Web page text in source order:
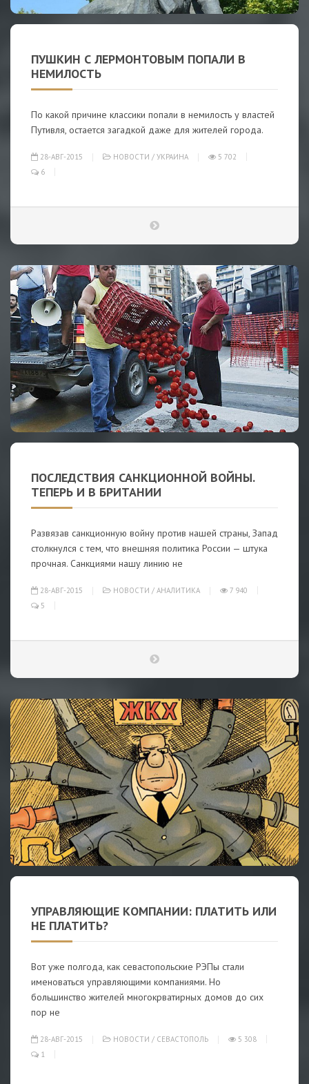
ПУШКИН С ЛЕРМОНТОВЫМ ПОПАЛИ В
НЕМИЛОСТЬ
По какой причине классики попали в немилость у властей
Путивля, остается загадкой даже для жителей города.
28-АВГ-2015 НОВОСТИ / УКРАИНА
5 702
6
ПОСЛЕДСТВИЯ САНКЦИОННОЙ ВОЙНЫ.
ТЕПЕРЬ И В БРИТАНИИ
Развязав санкционную войну против нашей страны, Запад
столкнулся с тем, что внешняя политика России — штука
прочная. Санкциями нашу линию не
28-АВГ-2015 НОВОСТИ / АНАЛИТИКА
7 940
5
УПРАВЛЯЮЩИЕ КОМПАНИИ: ПЛАТИТЬ ИЛИ
НЕ ПЛАТИТЬ?
Вот уже полгода, как севастопольские РЭПы стали
именоваться управляющими компаниями. Но
большинство жителей многокрватирных домов до сих
пор не
28-АВГ-2015 НОВОСТИ / СЕВАСТОПОЛЬ
5 308
1